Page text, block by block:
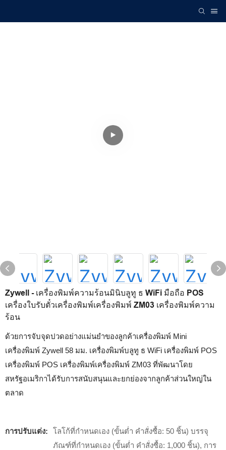
Zywell - เครื่องพิมพ์ความร้อนมินิบลูทู ธ WiFi มือถือ POS
เครื่องใบรับตั๋วเครื่องพิมพ์เครื่องพิมพ์ ZM03 เครื่องพิมพ์ความ
ร้อน
ด้วยการจับจุดปวดอย่างแม่นยำของลูกค้าเครื่องพิมพ์ Mini
เครื่องพิมพ์ Zywell 58 มม. เครื่องพิมพ์บลูทู ธ WiFi เครื่องพิมพ์ POS
เครื่องพิมพ์ POS เครื่องพิมพ์เครื่องพิมพ์ ZM03 ที่พัฒนาโดย
สหรัฐอเมริกาได้รับการสนับสนุนและยกย่องจากลูกค้าส่วนใหญ่ใน
ตลาด
การปรับแต่ง:
โลโก้ที่กำหนดเอง (ขั้นต่ำ คำสั่งซื้อ: 50 ชิ้น) บรรจุ
ภัณฑ์ที่กำหนดเอง (ขั้นต่ำ คำสั่งซื้อ: 1,000 ชิ้น), การ